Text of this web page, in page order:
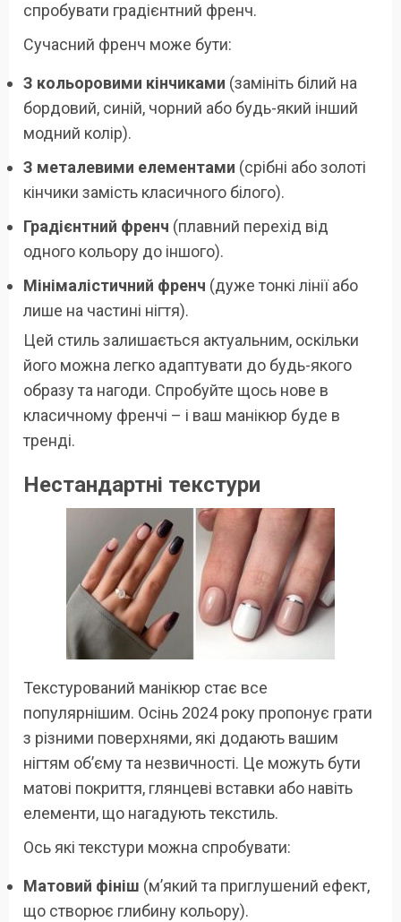
спробувати градієнтний френч.
Сучасний френч може бути:
З кольоровими кінчиками (замініть білий на
бордовий, синій, чорний або будь-який інший
модний колір).
З металевими елементами (срібні або золоті
кінчики замість класичного білого).
Градієнтний френч (плавний перехід від
одного кольору до іншого).
Мінімалістичний френч (дуже тонкі лінії або
лише на частині нігтя).
Цей стиль залишається актуальним, оскільки
його можна легко адаптувати до будь-якого
образу та нагоди. Спробуйте щось нове в
класичному френчі – і ваш манікюр буде в
тренді.
Нестандартні текстури
Текстурований манікюр стає все
популярнішим. Осінь 2024 року пропонує грати
з різними поверхнями, які додають вашим
нігтям об’єму та незвичності. Це можуть бути
матові покриття, глянцеві вставки або навіть
елементи, що нагадують текстиль.
Ось які текстури можна спробувати:
Матовий фініш (м’який та приглушений ефект,
що створює глибину кольору).